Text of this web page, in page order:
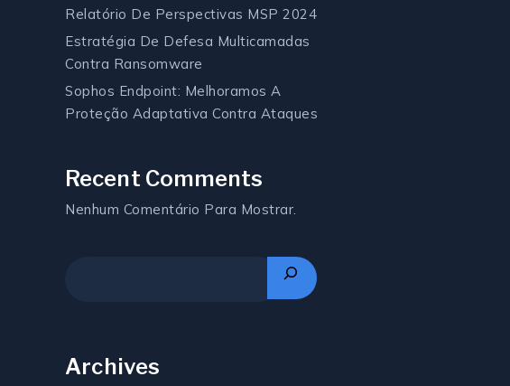
Ransomware
Relatório De Perspectivas MSP 2024
Estratégia De Defesa Multicamadas
Contra Ransomware
Sophos Endpoint: Melhoramos A
Proteção Adaptativa Contra Ataques
Recent Comments
Nenhum Comentário Para Mostrar.
Archives